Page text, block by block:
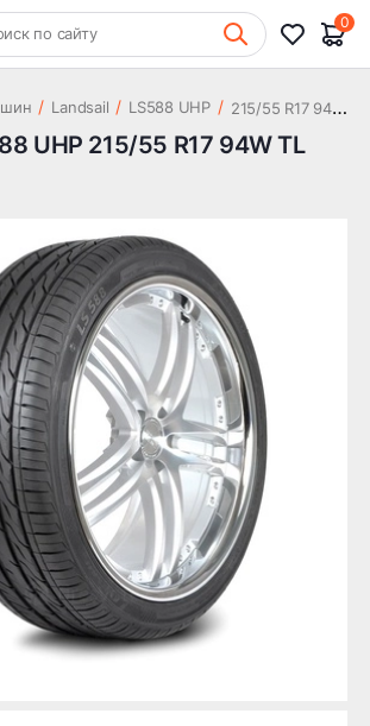
35 Шиномонтаж
по сайту
0
шин / Landsail / LS588 UHP / 2
15/55 R17 94W TL
UHP 215/55 R17 94W TL